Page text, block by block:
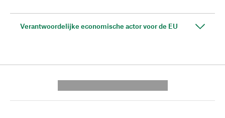
Verantwoordelijke economische actor voor de EU